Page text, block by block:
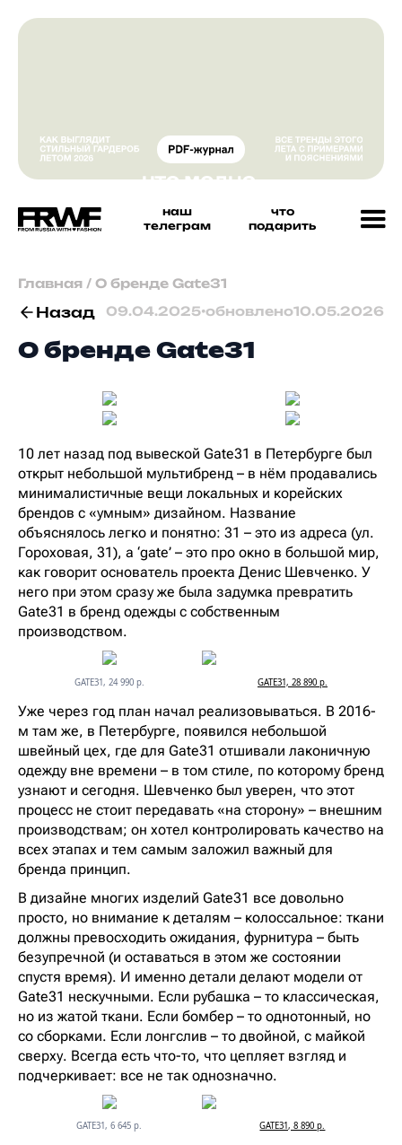
наш
телеграм
что
подарить
Главная / О бренде Gate31
Назад 09.04.2025•обновлено10.05.2026
О бренде Gate31
10 лет назад под вывеской Gate31 в Петербурге был
открыт небольшой мультибренд – в нём продавались
минималистичные вещи локальных и корейских
брендов с «умным» дизайном. Название
объяснялось легко и понятно: 31 – это из адреса (ул.
Гороховая, 31), а ‘gate’ – это про окно в большой мир,
как говорит основатель проекта Денис Шевченко. У
него при этом сразу же была задумка превратить
Gate31 в бренд одежды с собственным
производством.
GATE31, 24 990 р. GATE31, 28 890 р.
Уже через год план начал реализовываться. В 2016-
м там же, в Петербурге, появился небольшой
швейный цех, где для Gate31 отшивали лаконичную
одежду вне времени – в том стиле, по которому бренд
узнают и сегодня. Шевченко был уверен, что этот
процесс не стоит передавать «на сторону» – внешним
производствам; он хотел контролировать качество на
всех этапах и тем самым заложил важный для
бренда принцип.
В дизайне многих изделий Gate31 все довольно
просто, но внимание к деталям – колоссальное: ткани
должны превосходить ожидания, фурнитура – быть
безупречной (и оставаться в этом же состоянии
спустя время). И именно детали делают модели от
Gate31 нескучными. Если рубашка – то классическая,
но из жатой ткани. Если бомбер – то однотонный, но
со сборками. Если лонгслив – то двойной, с майкой
сверху. Всегда есть что-то, что цепляет взгляд и
подчеркивает: все не так однозначно.
GATE31, 6 645 р. GATE31, 8 890 р.